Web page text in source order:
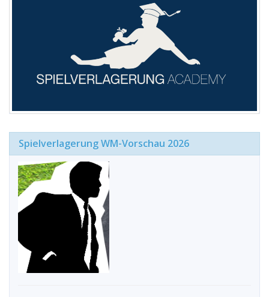
Spielverlagerung WM-Vorschau 2026